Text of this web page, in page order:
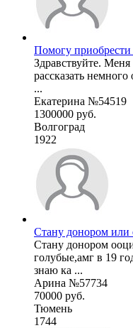
Помогу приобрести
Здравствуйте.
рассказать
...
Екатерина №54519
1300000 руб.
Волгоград
1922
Стану донором или
Стану донором
голубые,амг в 19
знаю ка ...
Арина №57734
70000 руб.
Тюмень
1744